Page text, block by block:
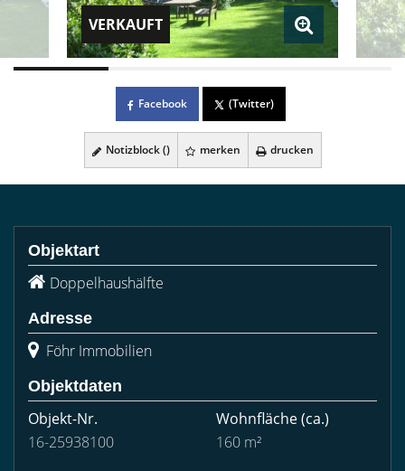
VERKAUFT
Facebook (Twitter)
Notizblock () merken drucken
Objektart
Doppelhaushälfte
Adresse
Föhr Immobilien
Objektdaten
Objekt-Nr.
16-25938100
Wohnfläche(ca.)
160 m²